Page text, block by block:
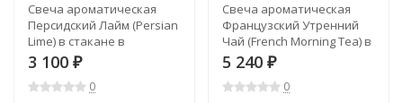
Свеча ароматическая
Персидский Лайм (Persian
Lime) в стакане в
упаковке 75 гр. (TT-
00014715)
3 100 ₽
0
Свеча ароматическая
Французский Утренний
Чай (French Morning Tea) в
стакане в уп. 450 гр. (TT-
00014719)
5 240 ₽
0